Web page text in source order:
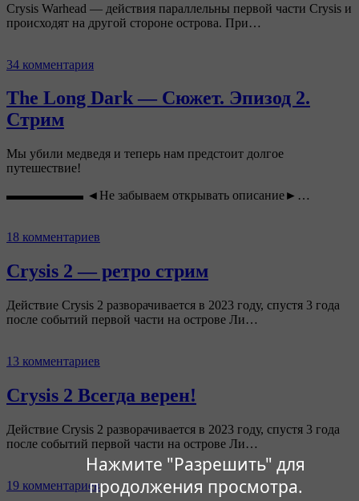
Нажмите "Разрешить" для
продолжения просмотра.
Crysis Warhead — действия параллельны первой части Crysis и
происходят на другой стороне острова. При…
34 комментария
The Long Dark — Сюжет. Эпизод 2.
Стрим
Мы убили медведя и теперь нам предстоит долгое
путешествие!
▬▬▬▬▬▬ ◄Не забываем открывать описание►…
18 комментариев
Crysis 2 — ретро стрим
Действие Crysis 2 разворачивается в 2023 году, спустя 3 года
после событий первой части на острове Ли…
13 комментариев
Crysis 2 Всегда верен!
Действие Crysis 2 разворачивается в 2023 году, спустя 3 года
после событий первой части на острове Ли…
19 комментариев